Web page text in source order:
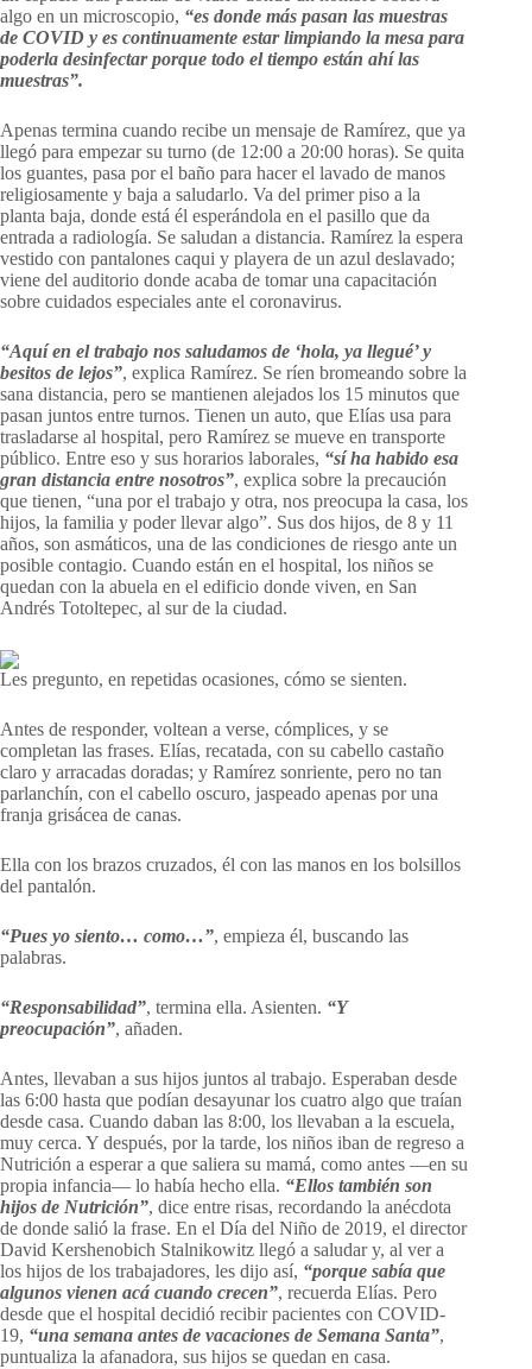
algo en un microscopio, “es donde más pasan las muestras
de COVID y es continuamente estar limpiando la mesa para
poderla desinfectar porque todo el tiempo están ahí las
muestras”.
Apenas termina cuando recibe un mensaje de Ramírez, que ya
llegó para empezar su turno (de 12:00 a 20:00 horas). Se quita
los guantes, pasa por el baño para hacer el lavado de manos
religiosamente y baja a saludarlo. Va del primer piso a la
planta baja, donde está él esperándola en el pasillo que da
entrada a radiología. Se saludan a distancia. Ramírez la espera
vestido con pantalones caqui y playera de un azul deslavado;
viene del auditorio donde acaba de tomar una capacitación
sobre cuidados especiales ante el coronavirus.
“Aquí en el trabajo nos saludamos de ‘hola, ya llegué’ y
besitos de lejos”, explica Ramírez. Se ríen bromeando sobre la
sana distancia, pero se mantienen alejados los 15 minutos que
pasan juntos entre turnos. Tienen un auto, que Elías usa para
trasladarse al hospital, pero Ramírez se mueve en transporte
público. Entre eso y sus horarios laborales, “sí ha habido esa
gran distancia entre nosotros”, explica sobre la precaución
que tienen, “una por el trabajo y otra, nos preocupa la casa, los
hijos, la familia y poder llevar algo”. Sus dos hijos, de 8 y 11
años, son asmáticos, una de las condiciones de riesgo ante un
posible contagio. Cuando están en el hospital, los niños se
quedan con la abuela en el edificio donde viven, en San
Andrés Totoltepec, al sur de la ciudad.
Les pregunto, en repetidas ocasiones, cómo se sienten.
Antes de responder, voltean a verse, cómplices, y se
completan las frases. Elías, recatada, con su cabello castaño
claro y arracadas doradas; y Ramírez sonriente, pero no tan
parlanchín, con el cabello oscuro, jaspeado apenas por una
franja grisácea de canas.
Ella con los brazos cruzados, él con las manos en los bolsillos
del pantalón.
“Pues yo siento… como…”, empieza él, buscando las
palabras.
“Responsabilidad”, termina ella. Asienten. “Y
preocupación”, añaden.
Antes, llevaban a sus hijos juntos al trabajo. Esperaban desde
las 6:00 hasta que podían desayunar los cuatro algo que traían
desde casa. Cuando daban las 8:00, los llevaban a la escuela,
muy cerca. Y después, por la tarde, los niños iban de regreso a
Nutrición a esperar a que saliera su mamá, como antes —en su
propia infancia— lo había hecho ella. “Ellos también son
hijos de Nutrición”, dice entre risas, recordando la anécdota
de donde salió la frase. En el Día del Niño de 2019, el director
David Kershenobich Stalnikowitz llegó a saludar y, al ver a
los hijos de los trabajadores, les dijo así, “porque sabía que
algunos vienen acá cuando crecen”, recuerda Elías. Pero
desde que el hospital decidió recibir pacientes con COVID-
19, “una semana antes de vacaciones de Semana Santa”,
puntualiza la afanadora, sus hijos se quedan en casa.